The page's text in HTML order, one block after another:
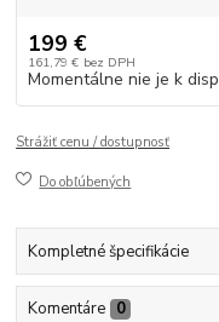
199 €
161,79 € bez DPH
Momentálne nie je k
Strážiť cenu / dostupnosť
Do obľúbených
Kompletné špecifikácie
Komentáre 0